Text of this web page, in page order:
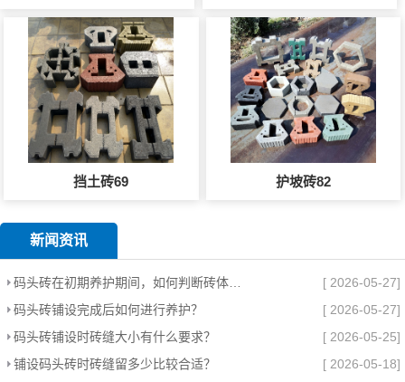
挡土砖69 护坡砖82
新闻资讯
[ 2026-05-27]
码头砖铺设完成后如何进行养护？
[ 2026-05-27]
码头砖铺设时砖缝大小有什么要求？
[ 2026-05-25]
铺设码头砖时砖缝留多少比较合适？
[ 2026-05-18]